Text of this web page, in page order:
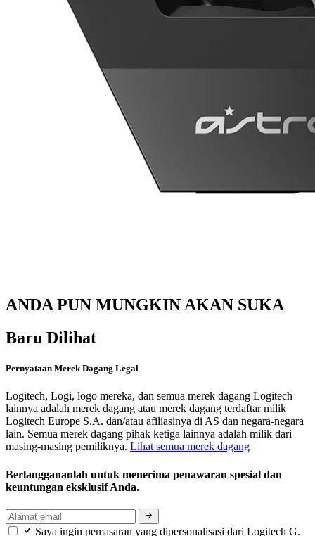
ANDA PUN MUNGKIN AKAN SUKA
Baru Dilihat
Pernyataan Merek Dagang Legal
Logitech, Logi, logo mereka, dan semua merek dagang Logitech
lainnya adalah merek dagang atau merek dagang terdaftar milik
Logitech Europe S.A. dan/atau afiliasinya di AS dan negara-negara
lain. Semua merek dagang pihak ketiga lainnya adalah milik dari
masing-masing pemiliknya. Lihat semua merek dagang
Berlanggananlah untuk menerima penawaran spesial dan
keuntungan eksklusif Anda.
Saya ingin pemasaran yang dipersonalisasi dari Logitech G.